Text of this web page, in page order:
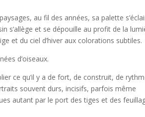
au fil des années, sa palette
s’allège et se dépouille au profit de la
et du ciel d’hiver aux colorations subtiles.
d’oiseaux.
ce qu’il y a de fort, de construit, de
souvent durs, incisifs, parfois même
autant par le port des tiges et des